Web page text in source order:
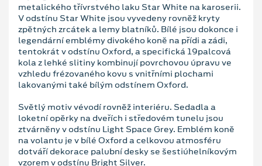
metalického třívrstvého laku Star White na karoserii.
V odstínu Star White jsou vyvedeny rovněž kryty
zpětných zrcátek a lemy blatníků. Bílé jsou dokonce i
legendární emblémy divokého koně na přídi a zádi,
tentokrát v odstínu Oxford, a specifická 19palcová
kola z lehké slitiny kombinují povrchovou úpravu ve
vzhledu frézovaného kovu s vnitřními plochami
lakovanými také bílým odstínem Oxford.
Světlý motiv vévodí rovněž interiéru. Sedadla a
loketní opěrky na dveřích i středovém tunelu jsou
ztvárněny v odstínu Light Space Grey. Emblém koně
na volantu je v bílé Oxford a celkovou atmosféru
dotváří dekorace palubní desky se šestiúhelníkovým
vzorem v odstínu Bright Silver.